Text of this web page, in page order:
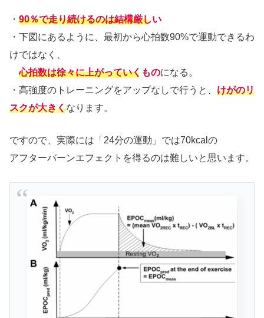
・ 90％で走り続けるのは結構厳しい
・下図にあるように、最初から心拍数90%で運動できるわ
けではなく、
心拍数は徐々に上がっていくものになる。
・高強度のトレーニングをアップなしで行うと、 けがのリ
スクが大きくなります。
ですので、実際には「24分の運動」では70kcalの
アフターバーンエフェクトを得るのは難しいと思います。